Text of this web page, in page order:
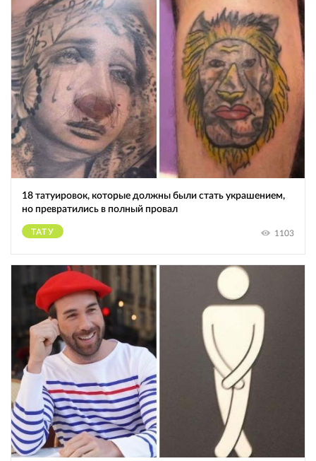
18 татуировок, которые должны были стать украшением,
но превратились в полный провал
ТАТУ 1103